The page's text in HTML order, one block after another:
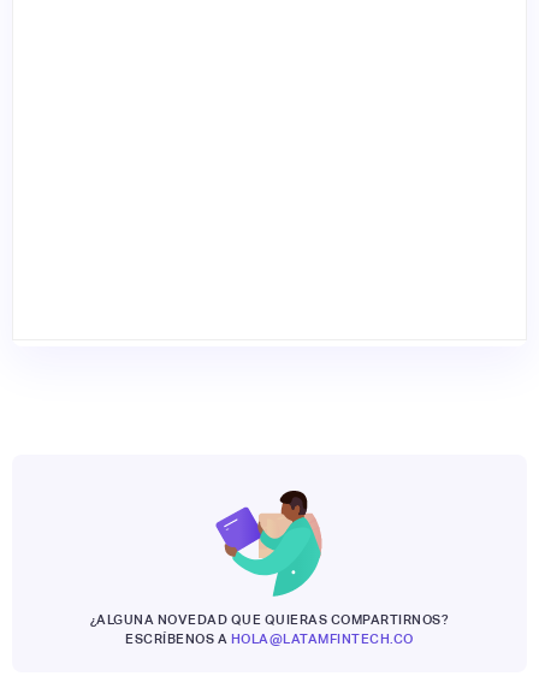
¿ALGUNA NOVEDAD QUE QUIERAS COMPARTIRNOS?
ESCRÍBENOS A HOLA@LATAMFINTECH.CO